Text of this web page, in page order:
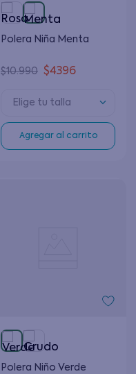
Polera Niña Menta
$10.990 $4396
Elige tu talla
Agregar al carrito
Polera Niño Verde